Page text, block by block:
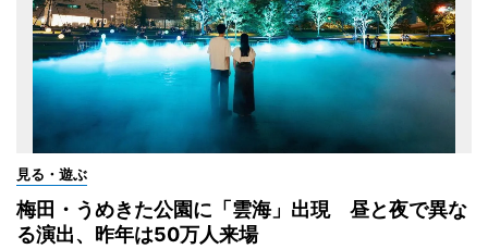
見る・遊ぶ
梅田・うめきた公園に「雲海」出現 昼と夜で異な
る演出、昨年は50万人来場